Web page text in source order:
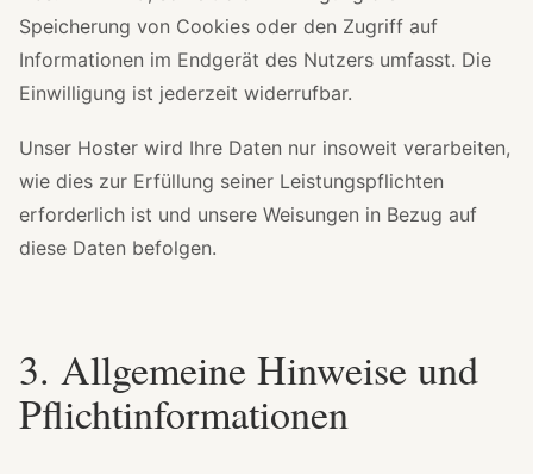
Speicherung von Cookies oder den Zugriff auf
Informationen im Endgerät des Nutzers umfasst. Die
Einwilligung ist jederzeit widerrufbar.
Unser Hoster wird Ihre Daten nur insoweit verarbeiten,
wie dies zur Erfüllung seiner Leistungspflichten
erforderlich ist und unsere Weisungen in Bezug auf
diese Daten befolgen.
3. Allgemeine Hinweise und
Pflichtinformationen